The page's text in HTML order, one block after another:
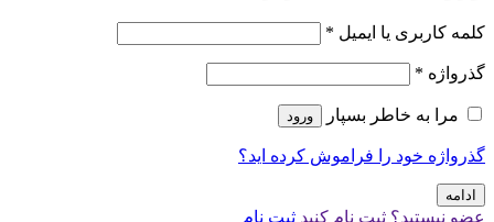
کلمه کاربری یا ایمیل *
گذرواژه *
مرا به خاطر بسپار ورود
گذرواژه خود را فراموش کرده اید؟
ادامه
عضو نیستید؟ ثبت نام کنید ثبت نام